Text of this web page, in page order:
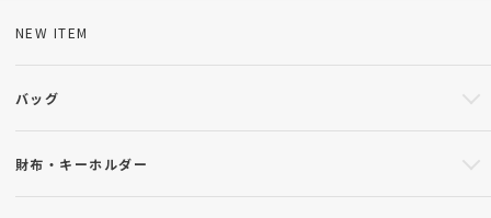
NEW ITEM
バッグ
財布・キーホルダー